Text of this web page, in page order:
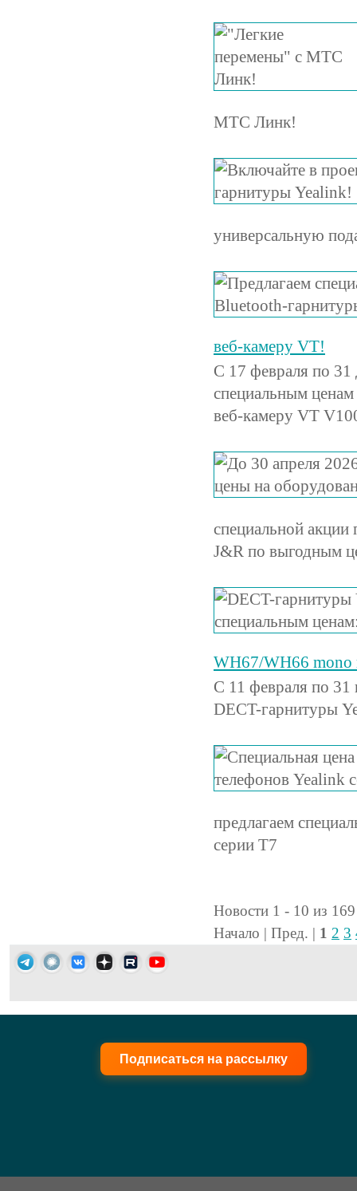
МТС Линк!
универсальную
веб-камеру VT!
С 17 февраля по 31
специальным
веб-камеру VT
специальной акции
J&R по выгодным
WH67/WH66 mono
С 11 февраля по 31
DECT-гарнитуры
предлагаем
серии T7
Новости 1 - 10 из 169
Начало | Пред. | 1 2 3
Подписаться на рассылку